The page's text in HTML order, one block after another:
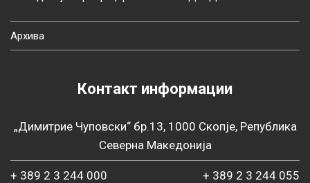
Архива
Контакт информации
„Димитрие Чуповски“ бр.13, 1000 Скопје, Република
Северна Македонија
+ 389 2 3 244 000 + 389 2 3 244 055